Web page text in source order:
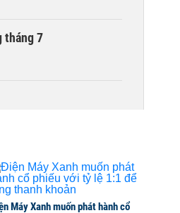
tháng 7
Máy Xanh muốn phát hành cổ